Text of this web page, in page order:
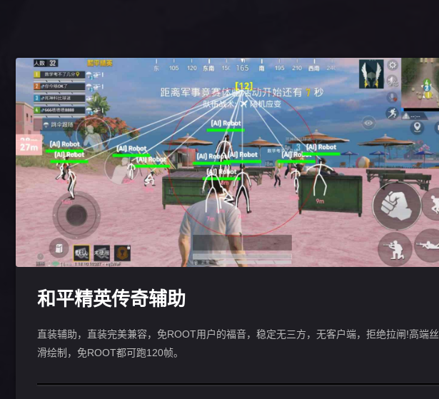
和平精英传奇辅助
直装辅助，直装完美兼容，免ROOT用户的福音，稳定无三方，无客户端，拒绝拉闸!高端丝
滑绘制，免ROOT都可跑120帧。